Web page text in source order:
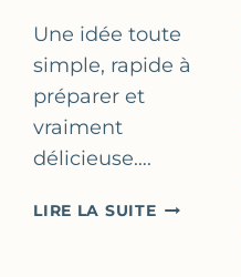
Une idée toute
simple, rapide à
préparer et
vraiment
délicieuse….
LIRE LA SUITEABRICOTS